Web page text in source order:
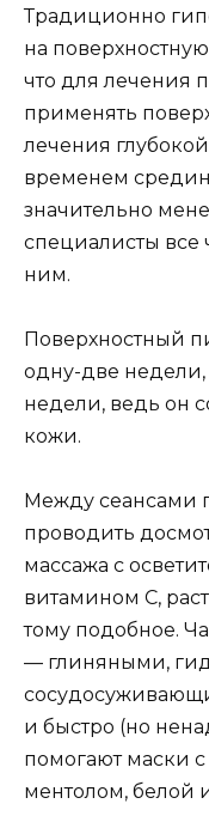
Традиционно
на
что для лечения
применять
лечения
временем
значительно
специалисты
ним.
Поверхностный
одну-две
недели, ведь он
кожи.
Между сеансами
проводить
массажа с
витамином С,
тому подобное.
— глиняными,
и быстро (но
помогают маски
ментолом, белой